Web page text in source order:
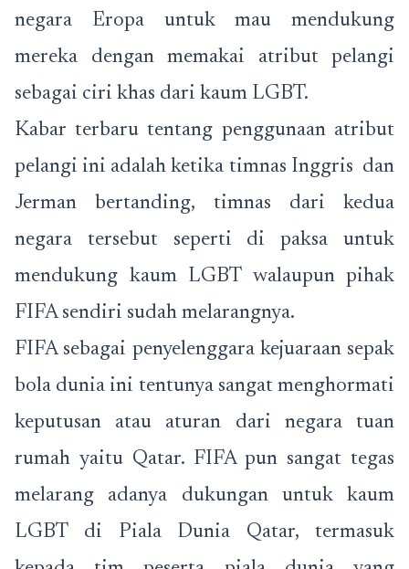
negara Eropa untuk mau mendukung
mereka dengan memakai atribut pelangi
sebagai ciri khas dari kaum LGBT.
Kabar terbaru tentang penggunaan atribut
pelangi ini adalah ketika timnas Inggris dan
Jerman bertanding, timnas dari kedua
negara tersebut seperti di paksa untuk
mendukung kaum LGBT walaupun pihak
FIFA sendiri sudah melarangnya.
FIFA sebagai penyelenggara kejuaraan sepak
bola dunia ini tentunya sangat menghormati
keputusan atau aturan dari negara tuan
rumah yaitu Qatar. FIFA pun sangat tegas
melarang adanya dukungan untuk kaum
LGBT di Piala Dunia Qatar, termasuk